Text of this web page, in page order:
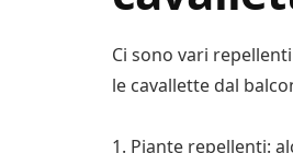
Ci sono vari
le cavallette dal
1. Piante repellenti: